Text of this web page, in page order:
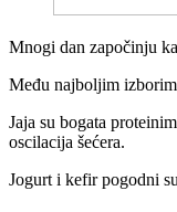
Mnogi dan započinju
Među najboljim
Jaja su bogata
oscilacija šećera.
Jogurt i kefir pogodni